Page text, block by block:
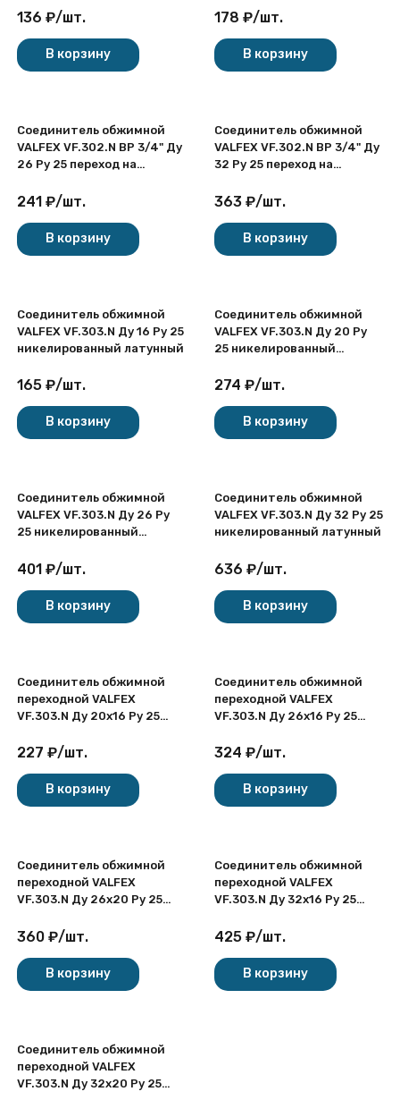
никелированный латунный
136 ₽/шт.
В корзину
никелированный латунный
178 ₽/шт.
В корзину
Соединитель обжимной
VALFEX VF.302.N ВР 3/4" Ду
26 Ру 25 переход на
никелированный латунный
241 ₽/шт.
В корзину
Соединитель обжимной
VALFEX VF.302.N ВР 3/4" Ду
32 Ру 25 переход на
никелированный латунный
363 ₽/шт.
В корзину
Соединитель обжимной
VALFEX VF.303.N Ду 16 Ру 25
никелированный латунный
165 ₽/шт.
В корзину
Соединитель обжимной
VALFEX VF.303.N Ду 20 Ру
25 никелированный
274 ₽/шт.
В корзину
Соединитель обжимной
VALFEX VF.303.N Ду 26 Ру
25 никелированный
401 ₽/шт.
В корзину
Соединитель обжимной
VALFEX VF.303.N Ду 32 Ру 25
никелированный латунный
636 ₽/шт.
В корзину
Соединитель обжимной
переходной VALFEX
VF.303.N Ду 20х16 Ру 25
227 ₽/шт.
В корзину
Соединитель обжимной
переходной VALFEX
VF.303.N Ду 26х16 Ру 25
324 ₽/шт.
В корзину
Соединитель обжимной
переходной VALFEX
VF.303.N Ду 26х20 Ру 25
360 ₽/шт.
В корзину
Соединитель обжимной
переходной VALFEX
VF.303.N Ду 32х16 Ру 25
425 ₽/шт.
В корзину
Соединитель обжимной
переходной VALFEX
VF.303.N Ду 32х20 Ру 25